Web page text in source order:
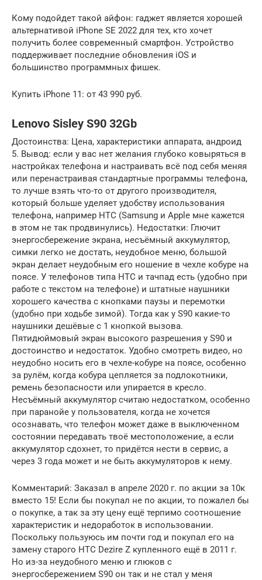
Кому подойдет такой айфон: гаджет является хорошей
альтернативой iPhone SE 2022 для тех, кто хочет
получить более современный смартфон. Устройство
поддерживает последние обновления iOS и
большинство программных фишек.
Купить iPhone 11: от 43 990 руб.
Lenovo Sisley S90 32Gb
Достоинства: Цена, характеристики аппарата, андроид
5. Вывод: если у вас нет желания глубоко ковыряться в
настройках телефона и настраивать всё под себя меняя
или перенастраивая стандартные программы телефона,
то лучше взять что-то от другого производителя,
который больше уделяет удобству использования
телефона, например HTC (Samsung и Apple мне кажется
в этом не так продвинулись). Недостатки: Глючит
энергосбережение экрана, несъёмный аккумулятор,
симки легко не достать, неудобное меню, большой
экран делает неудобным его ношение в чехле кобуре на
поясе. У телефонов типа HTC и тачпад есть (удобно при
работе с текстом на телефоне) и штатные наушники
хорошего качества с кнопками паузы и перемотки
(удобно при ходьбе зимой). Тогда как у S90 какие-то
наушники дешёвые с 1 кнопкой вызова.
Пятидюймовый экран высокого разрешения у S90 и
достоинство и недостаток. Удобно смотреть видео, но
неудобно носить его в чехле-кобуре на поясе, особенно
за рулём, когда кобура цепляется за подлокотники,
ремень безопасности или упирается в кресло.
Несъёмный аккумулятор считаю недостатком, особенно
при паранойе у пользователя, когда не хочется
осознавать, что телефон может даже в выключенном
состоянии передавать твоё местоположение, а если
аккумулятор сдохнет, то придётся нести в сервис, а
через 3 года может и не быть аккумуляторов к нему.
Комментарий: Заказал в апреле 2020 г. по акции за 10к
вместо 15! Если бы покупал не по акции, то пожалел бы
о покупке, а так за эту цену ещё терпимо соотношение
характеристик и недоработок в использовании.
Поскольку пользуюсь им почти год и покупал его на
замену старого HTC Dezire Z купленного ещё в 2011 г.
Но из-за неудобного меню и глюков с
энергосбережением S90 он так и не стал у меня